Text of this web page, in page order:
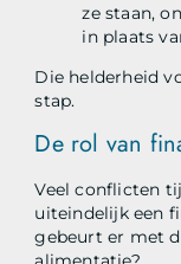
ze staan,
in plaats
Die helderheid
stap.
De rol van
Veel conflicten
uiteindelijk een
gebeurt er met
alimentatie?